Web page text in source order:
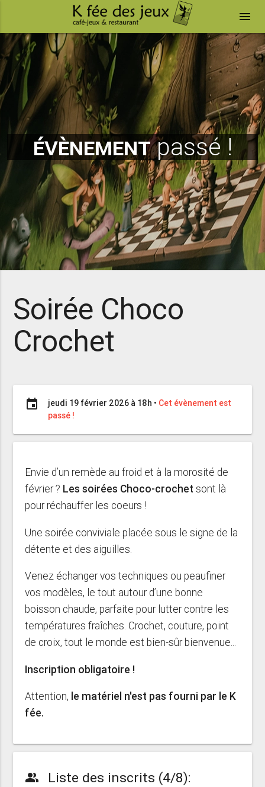
menu
évènementpassé !
Soirée Choco
Crochet
event jeudi 19 février 2026 à 18h • Cet évènement est
passé !
Envie d’un remède au froid et à la morosité de
février ? Les soirées Choco-crochet sont là
pour réchauffer les coeurs !
Une soirée conviviale placée sous le signe de la
détente et des aiguilles.
Venez échanger vos techniques ou peaufiner
vos modèles, le tout autour d’une bonne
boisson chaude, parfaite pour lutter contre les
températures fraîches. Crochet, couture, point
de croix, tout le monde est bien-sûr bienvenue...
Inscription obligatoire !
Attention, le matériel n'est pas fourni par le K
fée.
people_alt Liste des inscrits (4/8):